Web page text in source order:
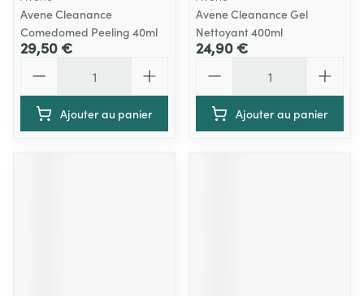
Avene Cleanance
Comedomed Peeling 40ml
29,50 €
Ajouter au panier
Avene Cleanance Gel
Nettoyant 400ml
24,90 €
Ajouter au panier